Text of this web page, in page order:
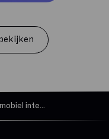
Waarom zou je vast-mobiel integratie gebruiken?